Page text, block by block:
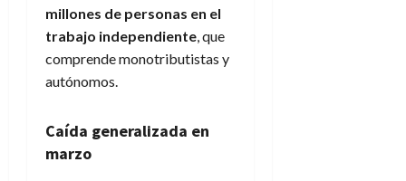
millones de personas en el
trabajo independiente , que
comprende monotributistas y
autónomos.
Caída generalizada en
marzo